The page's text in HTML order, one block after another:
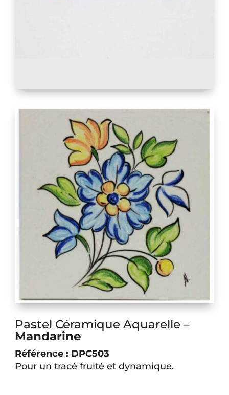
Pastel Céramique Aquarelle –
Mandarine
Référence : DPC503
Pour un tracé fruité et dynamique.